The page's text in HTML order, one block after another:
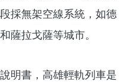
採無架空線系統，如德
薩拉戈薩等城市。
書，高雄輕軌列車是